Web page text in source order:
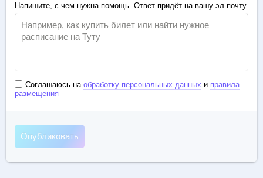
Напишите, с чем нужна помощь. Ответ придёт на вашу эл.почту
Соглашаюсь на обработку персональных данных и правила
размещения